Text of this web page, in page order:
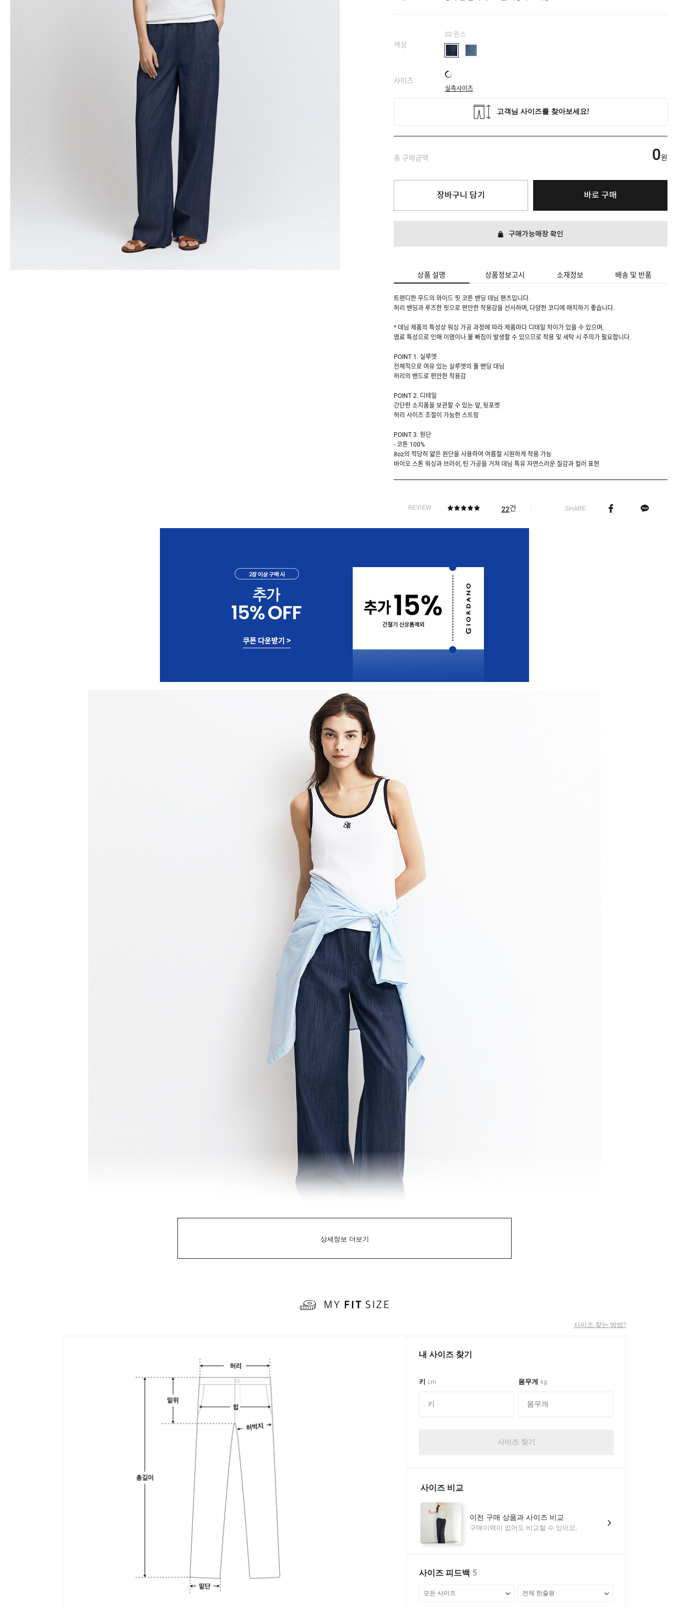
색상
02 린스
사이즈
실측사이즈
총 구매금액 0원
장바구니 담기 바로 구매
구매가능매장 확인
상품 설명 상품정보고시 소재정보 배송 및 반품
트렌디한 무드의 와이드 핏 코튼 밴딩 데님 팬츠입니다.
허리 밴딩과 루즈한 핏으로 편안한 착용감을 선사하며, 다양한 코디에 매치하기 좋습니다.
* 데님 제품의 특성상 워싱 가공 과정에 따라 제품마다 디테일 차이가 있을 수 있으며,
염료 특성으로 인해 이염이나 물 빠짐이 발생할 수 있으므로 착용 및 세탁 시 주의가 필요합니다.
POINT 1. 실루엣
전체적으로 여유 있는 실루엣의 풀 밴딩 데님
허리의 밴드로 편안한 착용감
POINT 2. 디테일
간단한 소지품을 보관할 수 있는 앞, 뒷포켓
허리 사이즈 조절이 가능한 스트링
POINT 3. 원단
- 코튼 100%
8oz의 적당히 얇은 원단을 사용하여 여름철 시원하게 착용 가능
바이오 스톤 워싱과 브러쉬, 틴 가공을 거쳐 데님 특유 자연스러운 질감과 컬러 표현
REVIEW 22건 SHARE
상세정보 더보기